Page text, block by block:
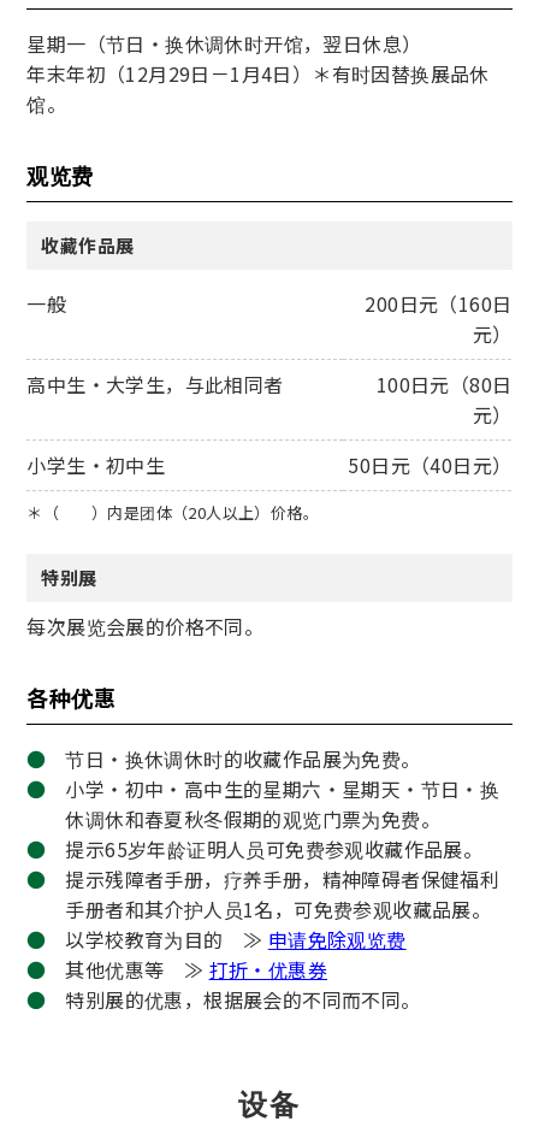
星期一（节日・换休调休时开馆，翌日休息）
年末年初（12月29日－1月4日）＊有时因替换展品休
馆。
观览费
收藏作品展
＊（ ）内是团体（20人以上）价格。
一般
200日元（160日
元）
高中生・大学生，与此相同者
100日元（80日
元）
小学生・初中生
50日元（40日元）
特别展
每次展览会展的价格不同。
各种优惠
节日・换休调休时的收藏作品展为免费。
小学・初中・高中生的星期六・星期天・节日・换
休调休和春夏秋冬假期的观览门票为免费。
提示65岁年龄证明人员可免费参观收藏作品展。
提示残障者手册，疗养手册，精神障碍者保健福利
手册者和其介护人员1名，可免费参观收藏品展。
以学校教育为目的 ≫ 申请免除观览费
其他优惠等 ≫ 打折・优惠券
特别展的优惠，根据展会的不同而不同。
设备